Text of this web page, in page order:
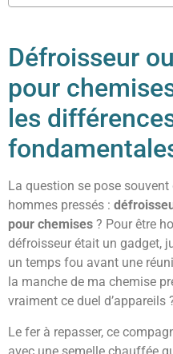
Défroisseur
pour
les
La question se pose
hommes pressés :
pour chemises ? Pour être
défroisseur était un gadget,
un temps fou avant une
la manche de ma chemise
vraiment ce duel d’appareils
Le fer à repasser, ce
avec une semelle chauffée